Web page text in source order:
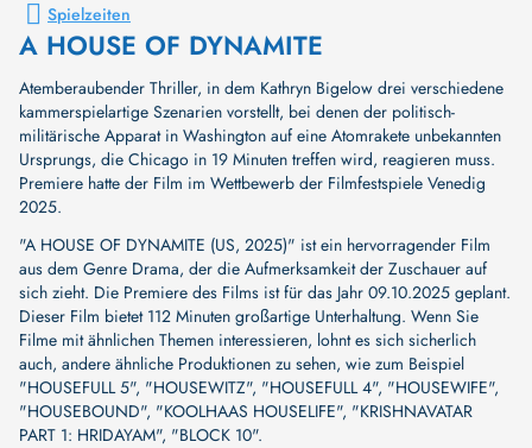
Spielzeiten
A HOUSE OF DYNAMITE
Atemberaubender Thriller, in dem Kathryn Bigelow drei verschiedene
kammerspielartige Szenarien vorstellt, bei denen der politisch-
militärische ­Apparat in Washington auf eine Atomrakete unbekannten
Ursprungs, die Chicago in 19 Minuten treffen wird, reagieren muss.
Premiere hatte der Film im Wettbewerb der Filmfestspiele Venedig
2025.
"A HOUSE OF DYNAMITE (US, 2025)" ist ein hervorragender Film
aus dem Genre Drama, der die Aufmerksamkeit der Zuschauer auf
sich zieht. Die Premiere des Films ist für das Jahr 09.10.2025 geplant.
Dieser Film bietet 112 Minuten großartige Unterhaltung. Wenn Sie
Filme mit ähnlichen Themen interessieren, lohnt es sich sicherlich
auch, andere ähnliche Produktionen zu sehen, wie zum Beispiel
"HOUSEFULL 5", "HOUSEWITZ", "HOUSEFULL 4", "HOUSEWIFE",
"HOUSEBOUND", "KOOLHAAS HOUSELIFE", "KRISHNAVATAR
PART 1: HRIDAYAM", "BLOCK 10".